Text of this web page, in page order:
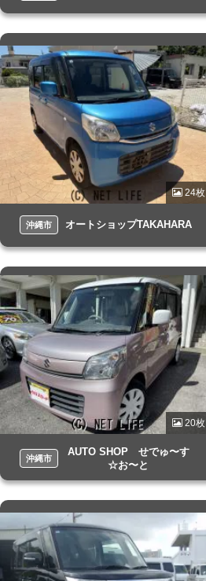
24枚
沖縄市 オートショップTAKAHARA
20枚
沖縄市
AUTO SHOP せでゅ〜す
☆お〜と